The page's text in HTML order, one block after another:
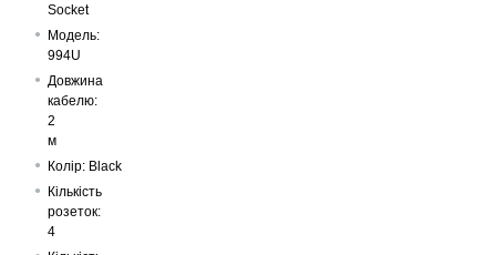
Socket
Модель:
994U
Довжина
кабелю:
2
м
Колір: Black
Кількість
розеток:
4